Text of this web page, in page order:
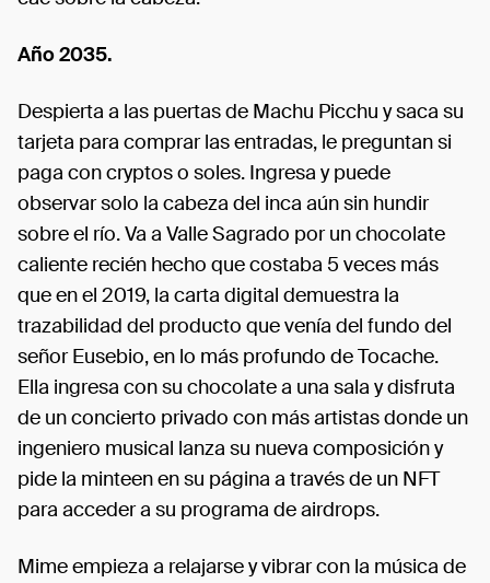
Año 2035.
Despierta a las puertas de Machu Picchu y saca su
tarjeta para comprar las entradas, le preguntan si
paga con cryptos o soles. Ingresa y puede
observar solo la cabeza del inca aún sin hundir
sobre el río. Va a Valle Sagrado por un chocolate
caliente recién hecho que costaba 5 veces más
que en el 2019, la carta digital demuestra la
trazabilidad del producto que venía del fundo del
señor Eusebio, en lo más profundo de Tocache.
Ella ingresa con su chocolate a una sala y disfruta
de un concierto privado con más artistas donde un
ingeniero musical lanza su nueva composición y
pide la minteen en su página a través de un NFT
para acceder a su programa de airdrops.
Mime empieza a relajarse y vibrar con la música de